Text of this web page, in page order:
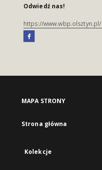
Odwiedź nas!
https://www.wbp.olsztyn.pl/
MAPA STRONY
Strona główna
Kolekcje